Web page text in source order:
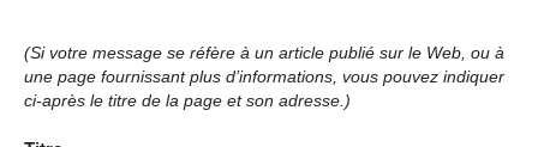
(Si votre message se réfère à un article publié sur le Web, ou à
une page fournissant plus d’informations, vous pouvez indiquer
ci-après le titre de la page et son adresse.)